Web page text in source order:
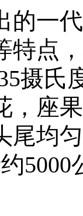
的一
特点
摄氏
，座
尾均